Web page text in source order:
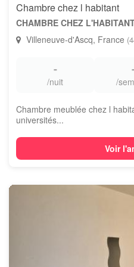
Chambre chez l habitant
CHAMBRE CHEZ
Villeneuve-d'Ascq, France
-
/nuit /
Chambre meublée chez l
universités...
Voir